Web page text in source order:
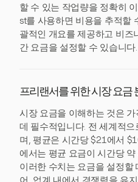
할 수 있는 작업량을 정확히
st를 사용하면 비용을 추적할
괄적인 개요를 제공하고 비즈
간 요금을 설정할 수 있습니다.
프리랜서를 위한 시장 요금
시장 요금을 이해하는 것은
데 필수적입니다. 전 세계적
며, 평균은 시간당 $21에서
에서는 평균 요금이 시간당
이러한 수치는 요금을 설정할